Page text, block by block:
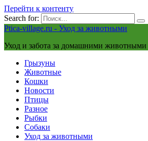
Перейти к контенту
Search for:
Ptica-village.ru - Уход за животными
Уход и забота за домашними животными
Грызуны
Животные
Кошки
Новости
Птицы
Разное
Рыбки
Собаки
Уход за животными